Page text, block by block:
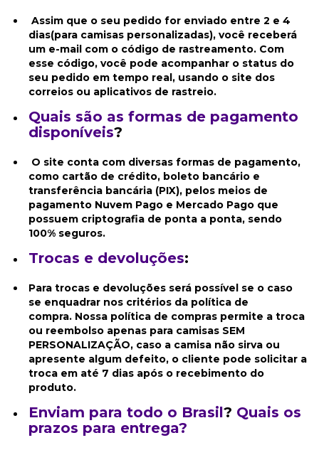
Assim que o seu pedido for enviado entre 2 e 4
dias(para camisas personalizadas), você receberá
um e-mail com o código de rastreamento. Com
esse código, você pode acompanhar o status do
seu pedido em tempo real, usando o site dos
correios ou aplicativos de rastreio.
Quais são as formas de pagamento
disponíveis?
O site conta com diversas formas de pagamento,
como cartão de crédito, boleto bancário e
transferência bancária (PIX), pelos meios de
pagamento Nuvem Pago e Mercado Pago que
possuem criptografia de ponta a ponta, sendo
100% seguros.
Trocas e devoluções:
Para trocas e devoluções será possível se o caso
se enquadrar nos critérios da política de
compra. Nossa política de compras permite a troca
ou reembolso apenas para camisas SEM
PERSONALIZAÇÃO, caso a camisa não sirva ou
apresente algum defeito, o cliente pode solicitar a
troca em até 7 dias após o recebimento do
produto.
Enviam para todo o Brasil? Quais os
prazos para entrega?